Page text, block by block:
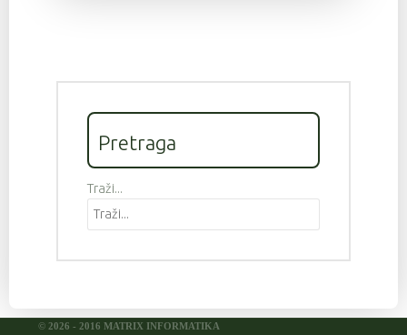
Pretraga
Traži...
© 2026 - 2016 MATRIX INFORMATIKA